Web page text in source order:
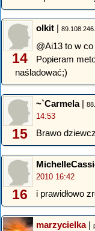
14
olkit |
@Ai13 to w co
Popieram
naśladować;)
15
~`Carmela|
14:53
Brawo
16
2010 16:42
i prawidłowo
marzycielka|